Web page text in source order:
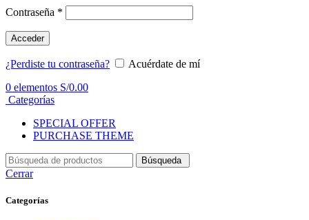
Contraseña *
Acceder
¿Perdiste tu contraseña?
Acuérdate de mí
0 elementos S/0.00
Categorías
SPECIAL OFFER
PURCHASE THEME
Búsqueda
Cerrar
Categorías